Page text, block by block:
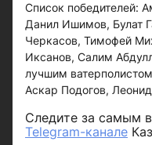
Список победителей:
Данил Ишимов, Булат
Черкасов, Тимофей
Иксанов, Салим
лучшим
Аскар Подогов,
Следите за самым
Telegram-канале